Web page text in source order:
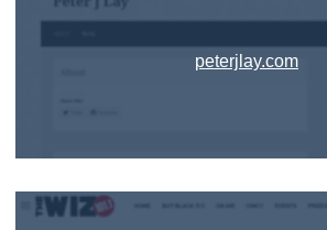
peterjlay.com